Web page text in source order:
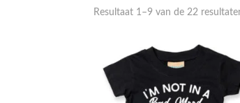
Resultaat 1–9 van de 22